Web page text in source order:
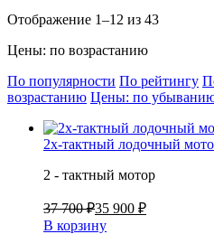
Отображение 1–12 из 43
Цены: по возрастанию
По популярности По рейтингу
возрастанию Цены: по
2х-тактный лодочный
2 - тактный мотор
37 700 ₽35 900 ₽
В корзину